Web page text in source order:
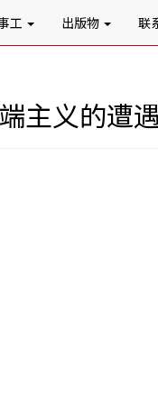
工 出版物 联
主义的遭